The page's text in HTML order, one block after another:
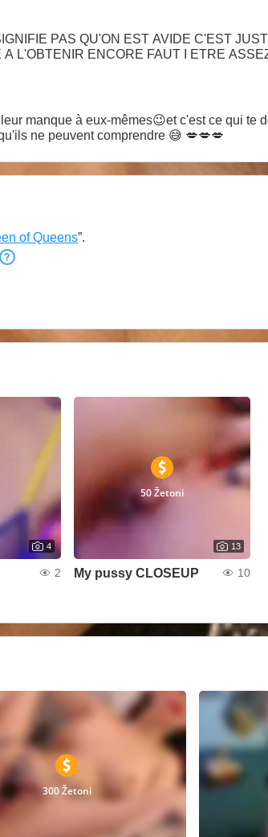
PAS QU'ON EST AVIDE C'EST
L'OBTENIR ENCORE FAUT I ETRE
c'est ce qui te donne de l'importance😁 ce ne
sont donc que des gens immatures qui déprécient ce qu'ils ne peuvent comprendre 😅 💋💋💋
of Queens”.
4
2
50 Žetoni
13
My pussy CLOSEUP 10
300 Žetoni